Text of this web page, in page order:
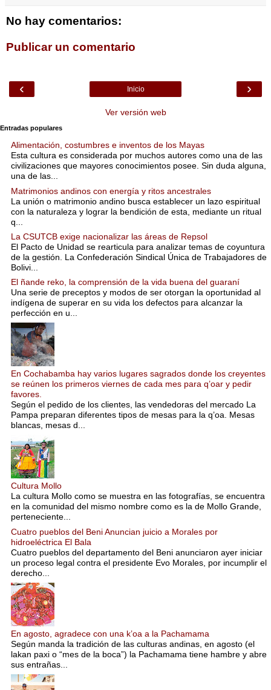
No hay comentarios:
Publicar un comentario
‹ ›
Inicio
Ver versión web
Entradas populares
Alimentación, costumbres e inventos de los Mayas
Esta cultura es considerada por muchos autores como una de las
civilizaciones que mayores conocimientos posee. Sin duda alguna,
una de las...
Matrimonios andinos con energía y ritos ancestrales
La unión o matrimonio andino busca establecer un lazo espiritual
con la naturaleza y lograr la bendición de esta, mediante un ritual
q...
La CSUTCB exige nacionalizar las áreas de Repsol
El Pacto de Unidad se rearticula para analizar temas de coyuntura
de la gestión. La Confederación Sindical Única de Trabajadores de
Bolivi...
El ñande reko, la comprensión de la vida buena del guaraní
Una serie de preceptos y modos de ser otorgan la oportunidad al
indígena de superar en su vida los defectos para alcanzar la
perfección en u...
En Cochabamba hay varios lugares sagrados donde los creyentes
se reúnen los primeros viernes de cada mes para q’oar y pedir
favores.
Según el pedido de los clientes, las vendedoras del mercado La
Pampa preparan diferentes tipos de mesas para la q’oa. Mesas
blancas, mesas d...
Cultura Mollo
La cultura Mollo como se muestra en las fotografías, se encuentra
en la comunidad del mismo nombre como es la de Mollo Grande,
perteneciente...
Cuatro pueblos del Beni Anuncian juicio a Morales por
hidroeléctrica El Bala
Cuatro pueblos del departamento del Beni anunciaron ayer iniciar
un proceso legal contra el presidente Evo Morales, por incumplir el
derecho...
En agosto, agradece con una k’oa a la Pachamama
Según manda la tradición de las culturas andinas, en agosto (el
lakan paxi o “mes de la boca”) la Pachamama tiene hambre y abre
sus entrañas...